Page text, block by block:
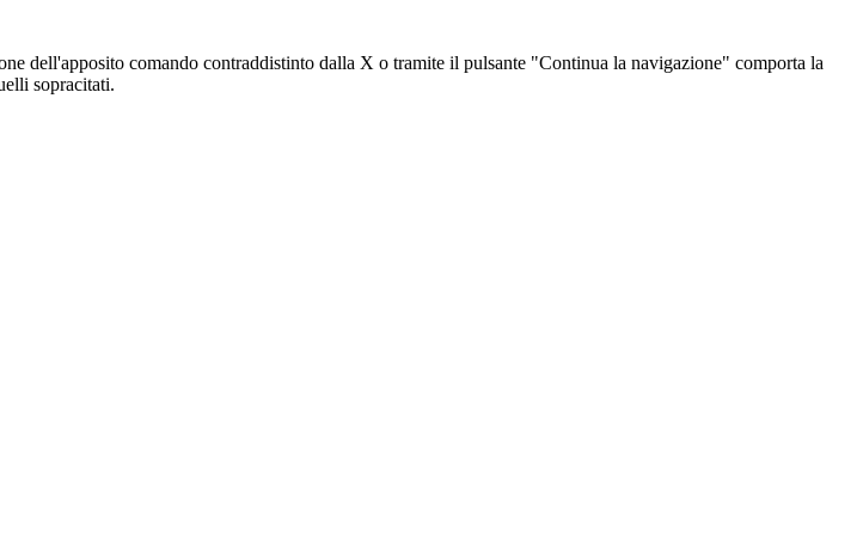
dell'apposito comando contraddistinto dalla X o tramite il pulsante "Continua la navigazione" comporta la
sopracitati.